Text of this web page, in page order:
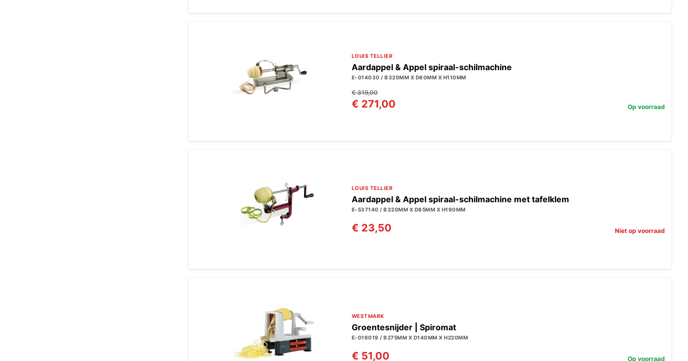
LOUIS TELLIER
Aardappel & Appel spiraal-schilmachine
E-014030 / B320MM X D60MM X H110MM
€ 319,00
€ 271,00 Op voorraad
LOUIS TELLIER
Aardappel & Appel spiraal-schilmachine met tafelklem
E-537140 / B320MM X D85MM X H190MM
€ 23,50 Niet op voorraad
WESTMARK
Groentesnijder | Spiromat
E-016019 / B275MM X D140MM X H220MM
€ 51,00 Op voorraad